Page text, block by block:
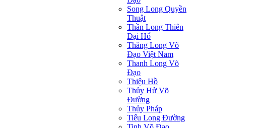
Song Long Quyền
Thuật
Thần Long Thiên
Ðại Hổ
Thăng Long Võ
Đạo Việt Nam
Thanh Long Võ
Đạo
Thiệu Hồ
Thủy Hử Võ
Đường
Thủy Pháp
Tiểu Long Đường